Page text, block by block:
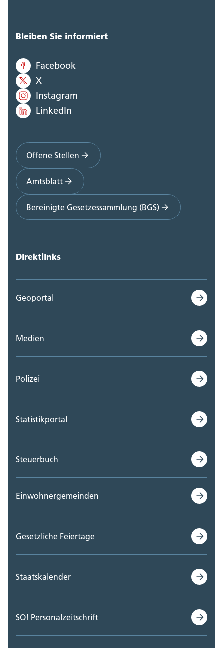
Bleiben Sie informiert
Facebook
X
Instagram
LinkedIn
Offene Stellen
Amtsblatt
Bereinigte Gesetzessammlung (BGS)
Direktlinks
Geoportal
Medien
Polizei
Statistikportal
Steuerbuch
Einwohnergemeinden
Gesetzliche Feiertage
Staatskalender
SO! Personalzeitschrift